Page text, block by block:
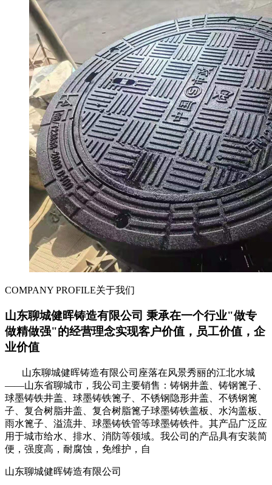
COMPANY PROFILE关于我们
山东聊城健晖铸造有限公司 秉承在一个行业"做专
做精做强"的经营理念实现客户价值，员工价值，企
业价值
山东聊城健晖铸造有限公司座落在风景秀丽的江北水城
——山东省聊城市，我公司主要销售：铸钢井盖、铸钢篦子、
球墨铸铁井盖、球墨铸铁篦子、不锈钢隐形井盖、不锈钢篦
子、复合树脂井盖、复合树脂篦子球墨铸铁盖板、水沟盖板、
雨水篦子、溢流井、球墨铸铁管等球墨铸铁件。其产品广泛应
用于城市给水、排水、消防等领域。我公司的产品具有安装简
便，强度高，耐腐蚀，免维护，自
山东聊城健晖铸造有限公司